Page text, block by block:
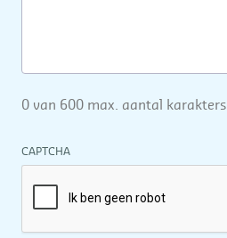
0 van 600 max. aantal karakters
CAPTCHA